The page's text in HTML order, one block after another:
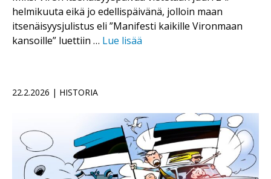
helmikuuta eikä jo edellispäivänä, jolloin maan
itsenäisyysjulistus eli ”Manifesti kaikille Vironmaan
kansoille” luettiin … Lue lisää
22.2.2026 | HISTORIA